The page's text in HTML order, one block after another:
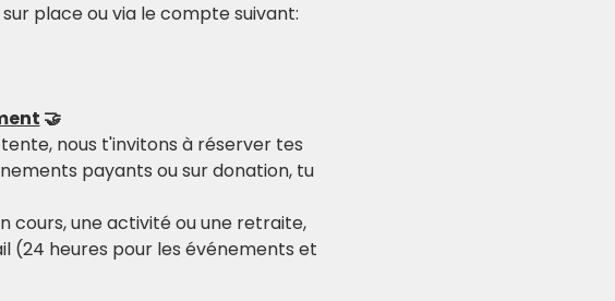
place ou via le compte suivant:
🤝
nous t'invitons à réserver tes
payants ou sur donation, tu
cours, une activité ou une retraite,
(24 heures pour les événements et